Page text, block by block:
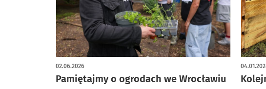
Pamiętajmy o ogrodach we Wrocławiu
02.06.2026